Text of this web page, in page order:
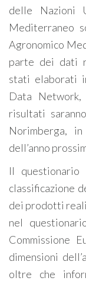
delle
Mediterraneo
Agronomico
parte dei dati
stati elaborati
Data
risultati
Norimberga,
dell’anno
Il
classificazione
dei prodotti
nel
Commissione
dimensioni
oltre che